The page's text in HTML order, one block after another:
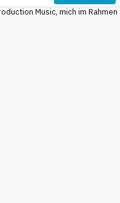
Music, mich im Rahmen